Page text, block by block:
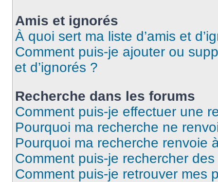
Amis et ignorés
À quoi sert ma liste d’amis et
Comment puis-je ajouter ou
et d’ignorés ?
Recherche dans les forums
Comment puis-je effectuer une
Pourquoi ma recherche ne
Pourquoi ma recherche renvoie
Comment puis-je rechercher
Comment puis-je retrouver mes